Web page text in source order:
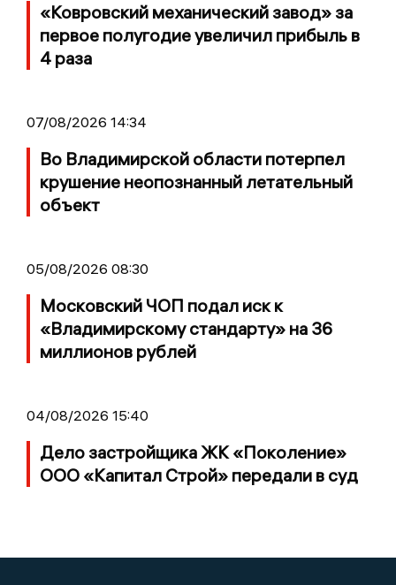
«Ковровский механический завод» за
первое полугодие увеличил прибыль в
4 раза
07/08/2026 14:34
Во Владимирской области потерпел
крушение неопознанный летательный
объект
05/08/2026 08:30
Московский ЧОП подал иск к
«Владимирскому стандарту» на 36
миллионов рублей
04/08/2026 15:40
Дело застройщика ЖК «Поколение»
ООО «Капитал Строй» передали в суд